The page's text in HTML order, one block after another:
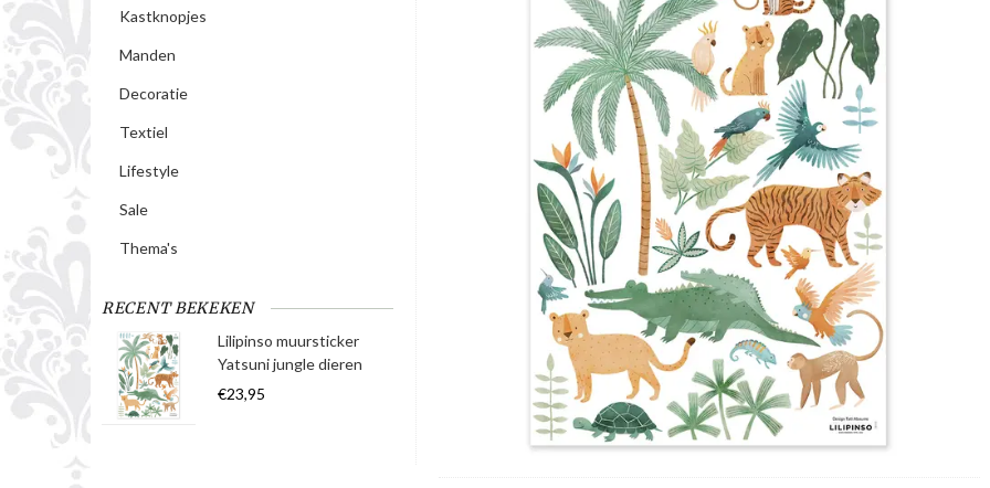
Kastknopjes
Manden
Decoratie
Textiel
Lifestyle
Sale
Thema's
RECENT BEKEKEN
Lilipinso muursticker
Yatsuni jungle dieren
€23,95